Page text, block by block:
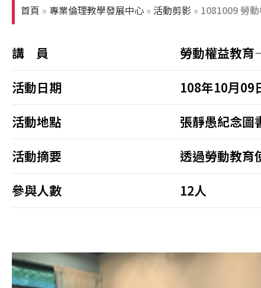
首頁 » 專業倫理教學發展中心 » 活動剪影 » 1081009 勞
講 員
勞動權益教育
活動日期
108年10月09
活動地點
張靜愚紀念圖
活動摘要
透過勞動教育
參與人數
12人